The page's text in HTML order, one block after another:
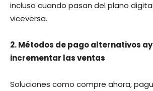
incluso cuando pasan del plano
viceversa.
2. Métodos de pago alternativos
incrementar las ventas
Soluciones como compre ahora,